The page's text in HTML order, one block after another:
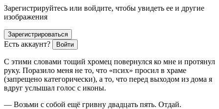
Зарегистрируйтесь или войдите, чтобы увидеть ее и другие
изображения
Зарегистрироваться
Есть аккаунт? Войти
С этими словами тощий хромец повернулся ко мне и протянул
руку. Поразило меня не то, что «псих» просил в храме
(запрещено категорически), а то, что перед выходом из дома я
вдруг услышал голос с иконы.
— Возьми с собой ещё гривну двадцать пять. Отдай.